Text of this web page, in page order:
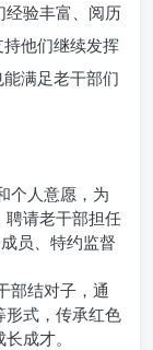
经验丰富、阅历
他们继续发挥
满足老干部们
个人意愿，为
聘请老干部担任
员、特约监督
部结对子，通
形式，传承红色
成才。